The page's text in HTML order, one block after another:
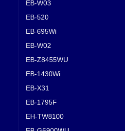
EB-W03
EB-520
EB-695Wi
EB-W02
EB-Z8455WU
EB-1430Wi
EB-X31
EB-1795F
EH-TW8100